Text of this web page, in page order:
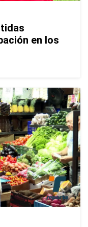
en los